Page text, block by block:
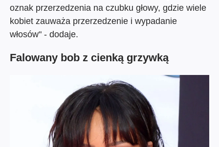
oznak przerzedzenia na czubku głowy, gdzie wiele
kobiet zauważa przerzedzenie i wypadanie
włosów" - dodaje.
Falowany bob z cienką grzywką